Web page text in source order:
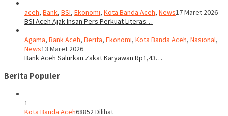
aceh, Bank, BSI, Ekonomi, Kota Banda Aceh, News17 Maret 2026
BSI Aceh Ajak Insan Pers Perkuat Literas…
Agama, Bank Aceh, Berita, Ekonomi, Kota Banda Aceh, Nasional,
News13 Maret 2026
Bank Aceh Salurkan Zakat Karyawan Rp1,43…
Berita Populer
1
Kota Banda Aceh68852 Dilihat